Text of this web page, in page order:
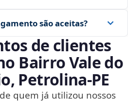
são aceitas?
de clientes
Bairro Vale do
Petrolina‑PE
quem já utilizou nossos